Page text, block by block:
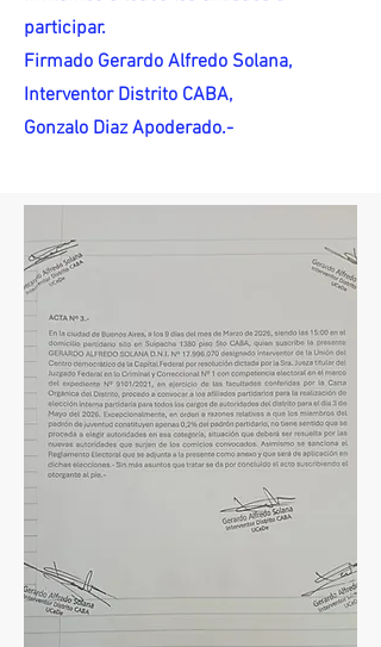
participar.
Firmado Gerardo Alfredo Solana,
Interventor Distrito CABA,
Gonzalo Diaz Apoderado.-